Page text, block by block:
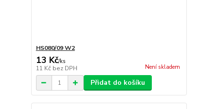
HS080/09 W2
13 Kč/ks
11 Kč bez DPH Není skladem
Přidat do košíku